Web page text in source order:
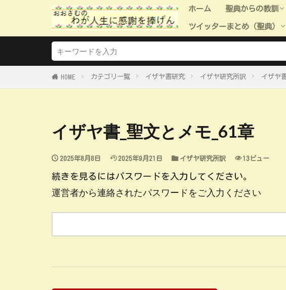
ホーム 聖典からの教訓
聖典からの教訓
聖典からの教訓
聖典からの教訓
聖典からの教訓
聖典からの教訓
聖典からの教訓
聖典＿小ネタ
ツイッターまとめ（聖典）
HOME カテゴリ一覧 イザヤ書研究 イザヤ研究所訳 イザヤ
イザヤ書_聖文とメモ_61章
2025年8月8日 2025年9月21日 イザヤ研究所訳 13ビュー
続きを見るにはパスワードを入力してください。
運営者から連絡されたパスワードをご入力ください